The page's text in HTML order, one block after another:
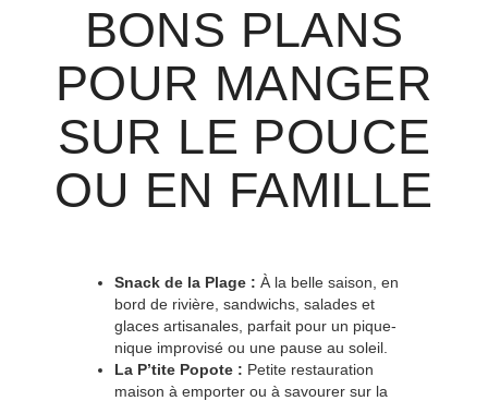
BONS PLANS
POUR MANGER
SUR LE POUCE
OU EN FAMILLE
Snack de la Plage : À la belle saison, en
bord de rivière, sandwichs, salades et
glaces artisanales, parfait pour un pique-
nique improvisé ou une pause au soleil.
La P’tite Popote : Petite restauration
maison à emporter ou à savourer sur la